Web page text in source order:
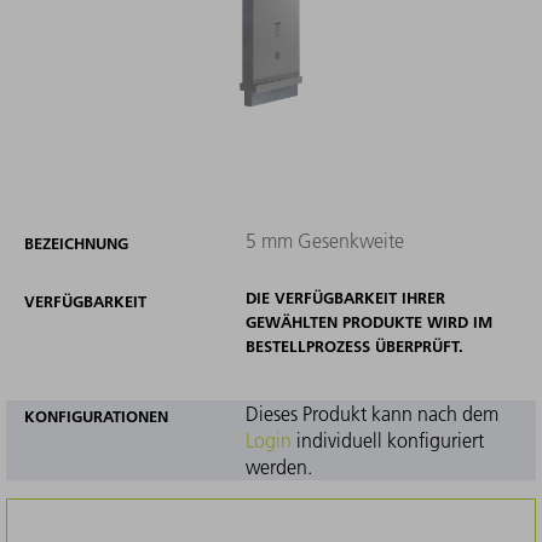
BEZEICHNUNG 5 mm Gesenkweite
VERFÜGBARKEIT
DIE VERFÜGBARKEIT IHRER
GEWÄHLTEN PRODUKTE WIRD IM
BESTELLPROZESS ÜBERPRÜFT.
KONFIGURATIONEN
Dieses Produkt kann nach dem
Login individuell konfiguriert
werden.